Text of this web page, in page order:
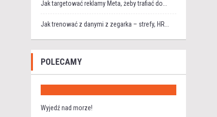
Jak targetować reklamy Meta, żeby trafiać do...
Jak trenować z danymi z zegarka – strefy, HR...
POLECAMY
Wyjedź nad morze!